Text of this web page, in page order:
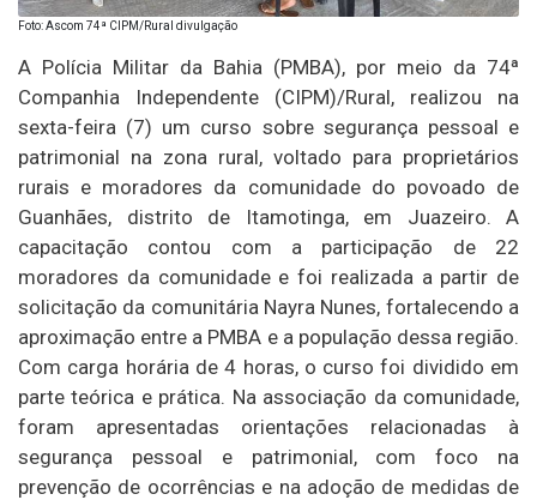
Foto: Ascom 74ª CIPM/Rural divulgação
A Polícia Militar da Bahia (PMBA), por meio da 74ª
Companhia Independente (CIPM)/Rural, realizou na
sexta-feira (7) um curso sobre segurança pessoal e
patrimonial na zona rural, voltado para proprietários
rurais e moradores da comunidade do povoado de
Guanhães, distrito de Itamotinga, em Juazeiro. A
capacitação contou com a participação de 22
moradores da comunidade e foi realizada a partir de
solicitação da comunitária Nayra Nunes, fortalecendo a
aproximação entre a PMBA e a população dessa região.
Com carga horária de 4 horas, o curso foi dividido em
parte teórica e prática. Na associação da comunidade,
foram apresentadas orientações relacionadas à
segurança pessoal e patrimonial, com foco na
prevenção de ocorrências e na adoção de medidas de